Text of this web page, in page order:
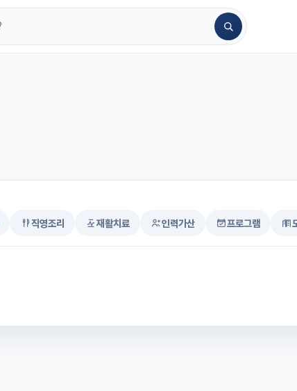
직영조리 재활치료 인력가산 프로그램